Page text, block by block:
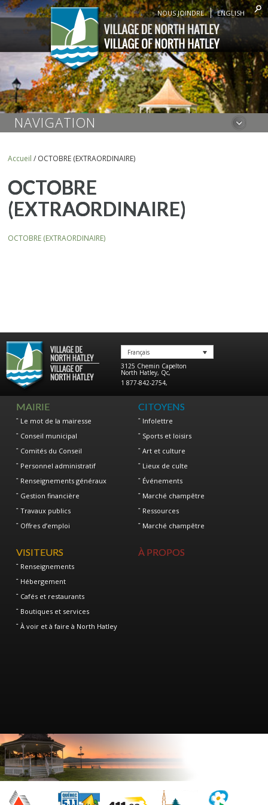
NOUS JOINDRE ENGLISH
NAVIGATION
Accueil / OCTOBRE (EXTRAORDINAIRE)
OCTOBRE
(EXTRAORDINAIRE)
OCTOBRE (EXTRAORDINAIRE)
Français
3125 Chemin Capelton
North Hatley, Qc,
1 877-842-2754,
MAIRIE
Le mot de la mairesse
Conseil municipal
Comités du Conseil
Personnel administratif
Renseignements généraux
Gestion financière
Travaux publics
Offres d’emploi
CITOYENS
Infolettre
Sports et loisirs
Art et culture
Lieux de culte
Événements
Marché champêtre
Ressources
Marché champêtre
VISITEURS
Renseignements
Hébergement
Cafés et restaurants
Boutiques et services
À voir et à faire à North Hatley
À PROPOS